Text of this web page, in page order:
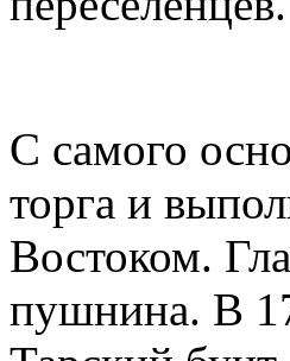
С самого
торга и
Востоком.
пушнина. В